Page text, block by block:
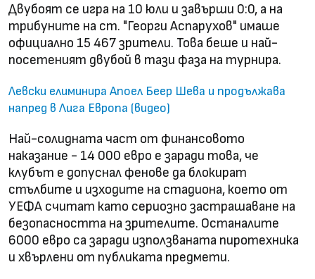
Двубоят се игра на 10 юли и завърши 0:0, а на
трибуните на ст. "Георги Аспарухов" имаше
официално 15 467 зрители. Това беше и най-
посетеният двубой в тази фаза на турнира.
Левски елиминира Апоел Беер Шева и продължава
напред в Лига Европа (видео)
Най-солидната част от финансовото
наказание - 14 000 евро е заради това, че
клубът е допуснал фенове да блокират
стълбите и изходите на стадиона, което от
УЕФА считат като сериозно застрашаване на
безопасността на зрителите. Останалите
6000 евро са заради използваната пиротехника
и хвърлени от публиката предмети.